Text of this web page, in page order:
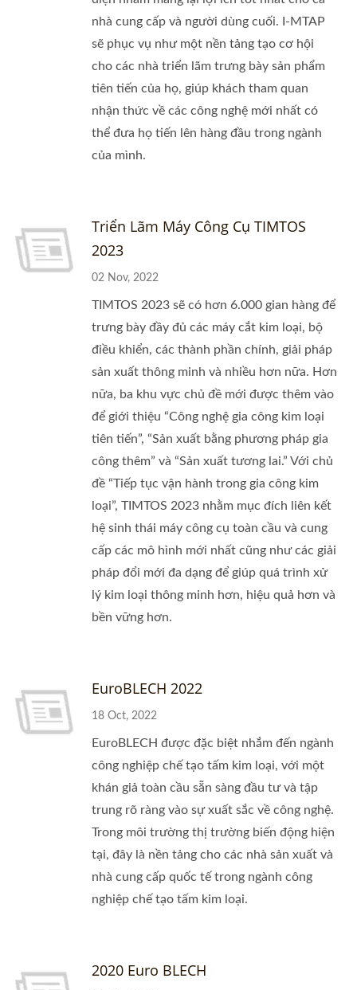
nhà cung cấp và người dùng cuối. I-MTAP
sẽ phục vụ như một nền tảng tạo cơ hội
cho các nhà triển lãm trưng bày sản phẩm
tiên tiến của họ, giúp khách tham quan
nhận thức về các công nghệ mới nhất có
thể đưa họ tiến lên hàng đầu trong ngành
của mình.
Triển Lãm Máy Công Cụ TIMTOS
2023
02 Nov, 2022
TIMTOS 2023 sẽ có hơn 6.000 gian hàng để
trưng bày đầy đủ các máy cắt kim loại, bộ
điều khiển, các thành phần chính, giải pháp
sản xuất thông minh và nhiều hơn nữa. Hơn
nữa, ba khu vực chủ đề mới được thêm vào
để giới thiệu “Công nghệ gia công kim loại
tiên tiến”, “Sản xuất bằng phương pháp gia
công thêm” và “Sản xuất tương lai.” Với chủ
đề “Tiếp tục vận hành trong gia công kim
loại”, TIMTOS 2023 nhằm mục đích liên kết
hệ sinh thái máy công cụ toàn cầu và cung
cấp các mô hình mới nhất cũng như các giải
pháp đổi mới đa dạng để giúp quá trình xử
lý kim loại thông minh hơn, hiệu quả hơn và
bền vững hơn.
EuroBLECH 2022
18 Oct, 2022
EuroBLECH được đặc biệt nhắm đến ngành
công nghiệp chế tạo tấm kim loại, với một
khán giả toàn cầu sẵn sàng đầu tư và tập
trung rõ ràng vào sự xuất sắc về công nghệ.
Trong môi trường thị trường biến động hiện
tại, đây là nền tảng cho các nhà sản xuất và
nhà cung cấp quốc tế trong ngành công
nghiệp chế tạo tấm kim loại.
2020 Euro BLECH